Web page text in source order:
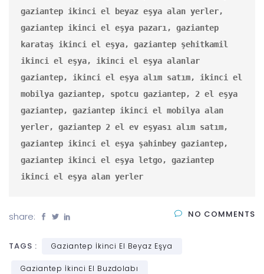
gaziantep ikinci el beyaz eşya alan yerler,
gaziantep ikinci el eşya pazarı, gaziantep
karataş ikinci el eşya, gaziantep şehitkamil
ikinci el eşya, ikinci el eşya alanlar
gaziantep, ikinci el eşya alım satım, ikinci el
mobilya gaziantep, spotcu gaziantep, 2 el eşya
gaziantep, gaziantep ikinci el mobilya alan
yerler, gaziantep 2 el ev eşyası alım satım,
gaziantep ikinci el eşya şahinbey gaziantep,
gaziantep ikinci el eşya letgo, gaziantep
ikinci el eşya alan yerler
share: NO COMMENTS
TAGS : Gaziantep İkinci El Beyaz Eşya
Gaziantep İkinci El Buzdolabı